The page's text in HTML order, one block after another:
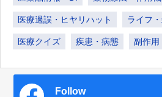
医療過誤・ヒヤリハット ライフ
医療クイズ 疾患・病態 副作用
Follow